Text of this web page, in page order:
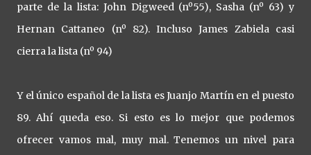
parte de la lista: John Digweed (nº55), Sasha (nº 63) y
Hernan Cattaneo (nº 82). Incluso James Zabiela casi
cierra la lista (nº 94)
Y el único español de la lista es Juanjo Martín en el puesto
89. Ahí queda eso. Si esto es lo mejor que podemos
ofrecer vamos mal, muy mal. Tenemos un nivel para